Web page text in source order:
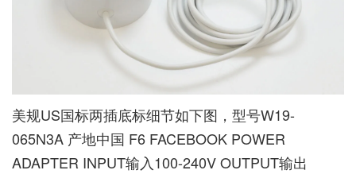
美规US国标两插底标细节如下图，型号W19-
065N3A 产地中国 F6 FACEBOOK POWER
ADAPTER INPUT输入100-240V OUTPUT输出